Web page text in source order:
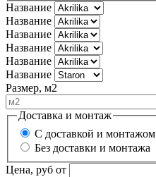
Название
Название
Название
Название
Название
Название
Размер, м2
Доставка и монтаж
С доставкой и монтажом
Без доставки и монтажа
Цена, руб от